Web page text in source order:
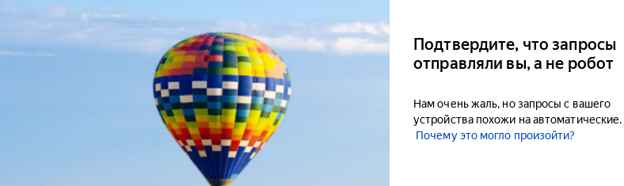
Подтвердите, что запросы
отправляли вы, а не робот
Нам очень жаль, но запросы с вашего
устройства похожи на автоматические.
Почему это могло произойти?